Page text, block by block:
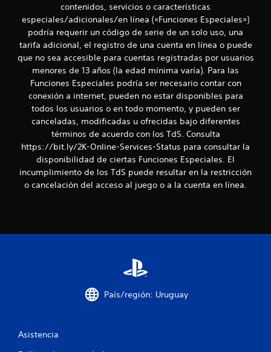
o
t
a
l
d
e
1
c
l
contenidos, servicios o características
especiales/adicionales/en línea («Funciones Especiales»)
podría requerir un código de serie de un solo uso, una
tarifa adicional, el registro de una cuenta en línea o puede
que no sea accesible para cuentas registradas por usuarios
menores de 13 años (la edad mínima varía). Para las
Funciones Especiales podría ser necesario contar con
conexión a internet, pueden no estar disponibles para
todos los usuarios o en todo momento, y pueden ser
canceladas, modificadas u ofrecidas bajo diferentes
términos de acuerdo con los TdS. Consulta
https://bit.ly/2K-Online-Services-Status para consultar la
disponibilidad de ciertas Funciones Especiales. El
incumplimiento de los TdS puede resultar en la restricción
o cancelación del acceso al juego o a la cuenta en línea.
País/región: Uruguay
Asistencia